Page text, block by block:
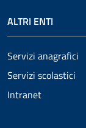
ALTRI ENTI
Servizi anagrafici
Servizi scolastici
Intranet